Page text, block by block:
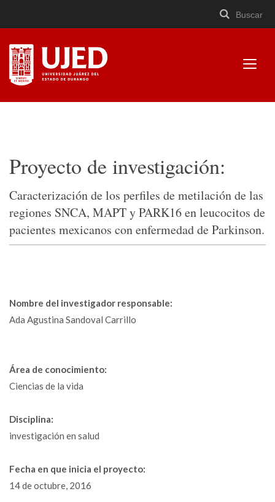
a
contenido
×
Buscar
Proyecto de investigación:
Caracterización de los perfiles de metilación de las
regiones SNCA, MAPT y PARK16 en leucocitos de
pacientes mexicanos con enfermedad de Parkinson.
Nombre del investigador responsable:
Ada Agustina Sandoval Carrillo
Área de conocimiento:
Ciencias de la vida
Disciplina:
investigación en salud
Fecha en que inicia el proyecto:
14 de octubre, 2016